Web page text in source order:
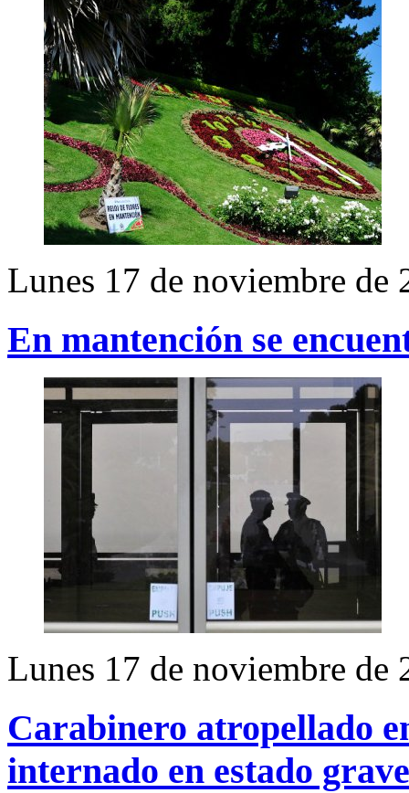
Lunes 17 de noviembre de
En mantención se
Lunes 17 de noviembre de
Carabinero atropellado
internado en estado grave